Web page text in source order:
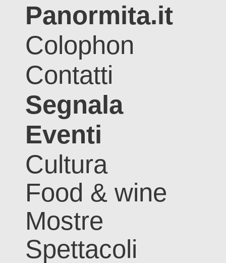
Panormita.it
Colophon
Contatti
Segnala
Eventi
Cultura
Food & wine
Mostre
Spettacoli